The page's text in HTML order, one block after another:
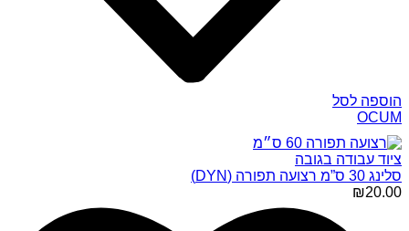
הוספה לסל
OCUM
ציוד עבודה בגובה
סלינג 30 ס”מ רצועה תפורה (DYN)
₪20.00